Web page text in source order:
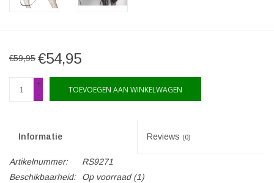
€59,95 €54,95
+
-
TOEVOEGEN AAN WINKELWAGEN
Informatie Reviews (0)
Artikelnummer:
RS9271
Beschikbaarheid:
Op voorraad(1)